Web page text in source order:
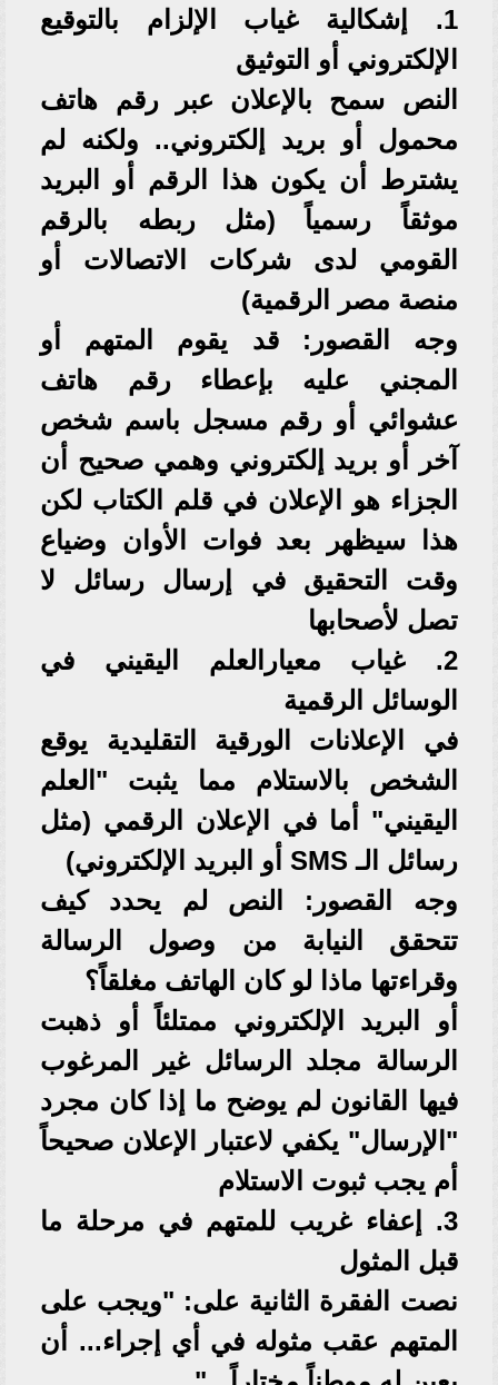
1. إشكالية غياب الإلزام بالتوقيع
الإلكتروني أو التوثيق
النص سمح بالإعلان عبر رقم هاتف
محمول أو بريد إلكتروني.. ولكنه لم
يشترط أن يكون هذا الرقم أو البريد
موثقاً رسمياً (مثل ربطه بالرقم
القومي لدى شركات الاتصالات أو
منصة مصر الرقمية)
وجه القصور: قد يقوم المتهم أو
المجني عليه بإعطاء رقم هاتف
عشوائي أو رقم مسجل باسم شخص
آخر أو بريد إلكتروني وهمي صحيح أن
الجزاء هو الإعلان في قلم الكتاب لكن
هذا سيظهر بعد فوات الأوان وضياع
وقت التحقيق في إرسال رسائل لا
تصل لأصحابها
2. غياب معيارالعلم اليقيني في
الوسائل الرقمية
في الإعلانات الورقية التقليدية يوقع
الشخص بالاستلام مما يثبت "العلم
اليقيني" أما في الإعلان الرقمي (مثل
رسائل الـ SMS أو البريد الإلكتروني)
وجه القصور: النص لم يحدد كيف
تتحقق النيابة من وصول الرسالة
وقراءتها ماذا لو كان الهاتف مغلقاً؟
أو البريد الإلكتروني ممتلئاً أو ذهبت
الرسالة مجلد الرسائل غير المرغوب
فيها القانون لم يوضح ما إذا كان مجرد
"الإرسال" يكفي لاعتبار الإعلان صحيحاً
أم يجب ثبوت الاستلام
3. إعفاء غريب للمتهم في مرحلة ما
قبل المثول
نصت الفقرة الثانية على: "ويجب على
المتهم عقب مثوله في أي إجراء... أن